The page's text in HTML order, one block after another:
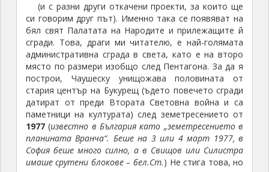
(и с разни други откачени проекти, за които ще
си говорим друг път). Именно така се появяват на
бял свят Палатата на Народите и прилежащите й
сгради. Това, драги ми читателю, е най-голямата
административна сграда в света, като е на второ
място по размери изобщо след Пентагона. За да я
построи, Чаушеску унищожава половината от
стария център на Букурещ (ъдето повечето сгради
датират от преди Втората Световна война и са
паметници на културата) след земетресението от
1977(известно в България като „земетресението в
планината Вранча“. Беше на 3 или 4 март 1977, в
София беше много силно, а в Свищов или Силистра
имаше срутени блокове – бел.Ст.) Не стига това, но